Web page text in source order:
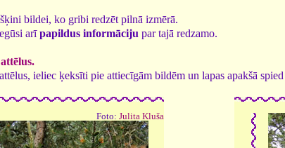
bildei, ko gribi redzēt pilnā izmērā.
arīpapildus informāciju par tajā redzamo.
ieliec ķeksīti pie attiecīgām bildēm un lapas apakšā
Foto: Julita Kluša